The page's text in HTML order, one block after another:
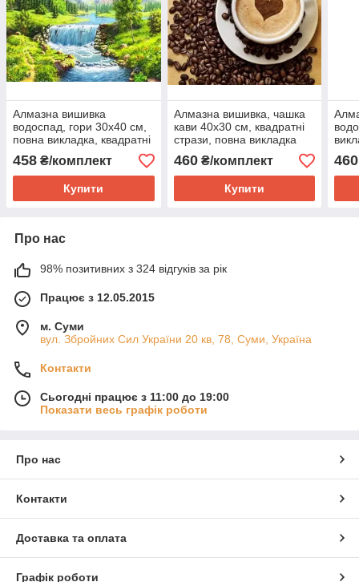
Алмазна вишивка
водоспад, гори 30х40 см,
повна викладка, квадратні
стрази Huacan
458 ₴/комплект
Купити
Алмазна вишивка, чашка
кави 40х30 см, квадратні
стрази, повна викладка
Huacan
460₴/комплект
Купити
460
Про нас
98% позитивних з 324 відгуків за рік
Працює з 12.05.2015
м. Суми
вул. Збройних Сил України 20 кв, 78, Суми, Україна
Контакти
Сьогодні працює з 11:00 до 19:00
Показати весь графік роботи
Про нас
Контакти
Доставка та оплата
Графік роботи